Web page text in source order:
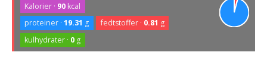
Kalorier · 90 kcal
proteiner ·19.31 g fedtstoffer · 0.81 g
kulhydrater · 0 g